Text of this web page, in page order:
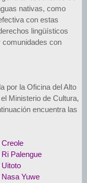
nativas, como
con estas
lingüísticos
comunidades con
por la Oficina del Alto
Ministerio de Cultura,
encuentra las
Palengue
Yuwe